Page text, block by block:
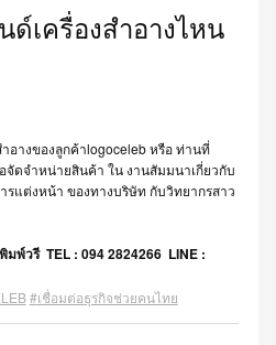
เครื่องสำอางไหน
อางของลูกค้าlogoceleb หรือ ท่านที่
จัดจำหน่ายสินค้า ใน งานสัมมนาเกี่ยวกับ
รแต่งหน้า ของทางบริษัท กับวิทยากรสาว
มพ์วรี TEL : 094 2824266 LINE :
#เชื่อมต่อธุรกิจช่วยคนไทย